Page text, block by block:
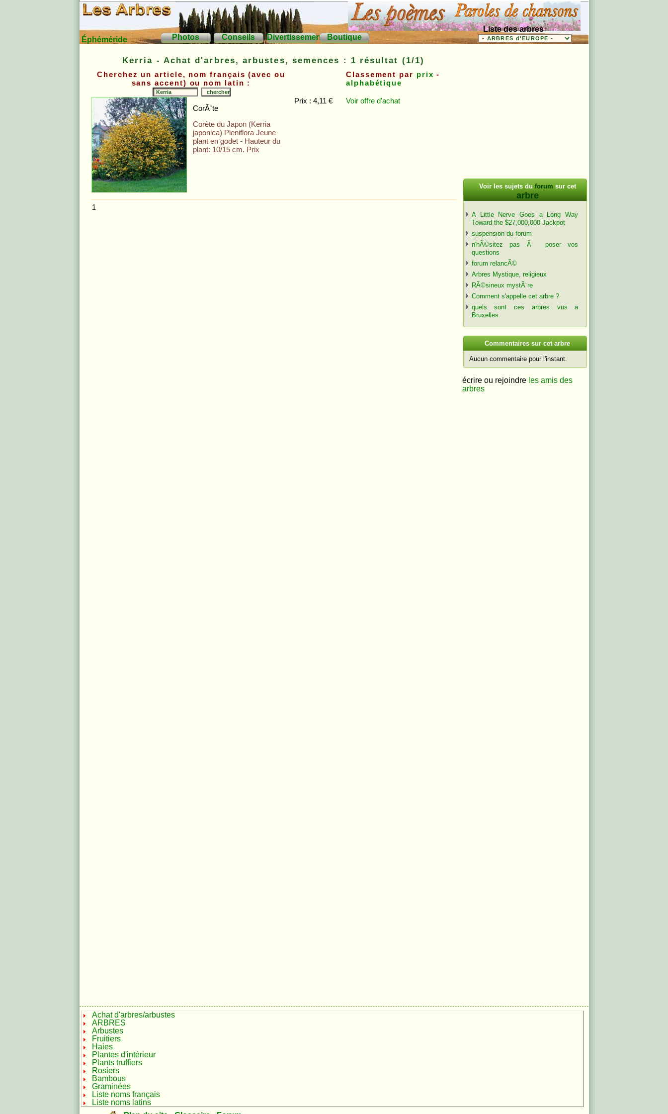
Éphéméride Photos Conseils DivertissementsBoutique
Liste des arbres
Kerria - Achat d'arbres, arbustes, semences : 1 résultat (1/1)
Cherchez un article, nom français (avec ou
sans accent) ou nom latin :
Classement par prix -
alphabétique
CorÃ¨te
Corète du Japon (Kerria
japonica) Pleniflora Jeune
plant en godet - Hauteur du
plant: 10/15 cm. Prix
Prix : 4,11 € Voir offre d'achat
1
Voir les sujets du forum sur cet
arbre
A Little Nerve Goes a Long Way
Toward the $27,000,000 Jackpot
suspension du forum
n'hÃ©sitez pas Ã poser vos
questions
forum relancÃ©
Arbres Mystique, religieux
RÃ©sineux mystÃ¨re
Comment s'appelle cet arbre ?
quels sont ces arbres vus a
Bruxelles
Commentaires sur cet arbre
Aucun commentaire pour l'instant.
écrire ou rejoindre les amis des
arbres
Achat d'arbres/arbustes
ARBRES
Arbustes
Fruitiers
Haies
Plantes d'intérieur
Plants truffiers
Rosiers
Bambous
Graminées
Liste noms français
Liste noms latins